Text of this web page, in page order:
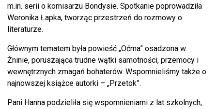
m.in. serii o komisarzu Bondysie. Spotkanie poprowadziła
Weronika Łapka, tworząc przestrzeń do rozmowy o
literaturze.
Głównym tematem była powieść „Oćma” osadzona w
Żninie, poruszająca trudne wątki samotności, przemocy i
wewnętrznych zmagań bohaterów. Wspomnieliśmy także o
najnowszej książce autorki – „Przetok”.
Pani Hanna podzieliła się wspomnieniami z lat szkolnych,